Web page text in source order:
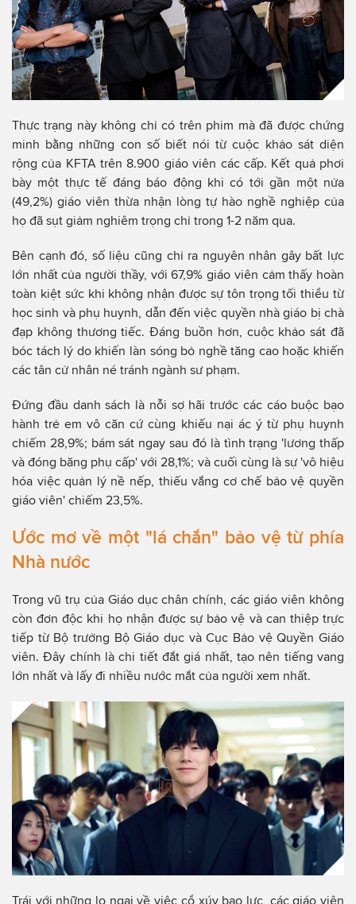
Thực trạng này không chỉ có trên phim mà đã được chứng
minh bằng những con số biết nói từ cuộc khảo sát diện
rộng của KFTA trên 8.900 giáo viên các cấp. Kết quả phơi
bày một thực tế đáng báo động khi có tới gần một nửa
(49,2%) giáo viên thừa nhận lòng tự hào nghề nghiệp của
họ đã sụt giảm nghiêm trọng chỉ trong 1-2 năm qua.
Bên cạnh đó, số liệu cũng chỉ ra nguyên nhân gây bất lực
lớn nhất của người thầy, với 67,9% giáo viên cảm thấy hoàn
toàn kiệt sức khi không nhận được sự tôn trọng tối thiểu từ
học sinh và phụ huynh, dẫn đến việc quyền nhà giáo bị chà
đạp không thương tiếc. Đáng buồn hơn, cuộc khảo sát đã
bóc tách lý do khiến làn sóng bỏ nghề tăng cao hoặc khiến
các tân cử nhân né tránh ngành sư phạm.
Đứng đầu danh sách là nỗi sợ hãi trước các cáo buộc bạo
hành trẻ em vô căn cứ cùng khiếu nại ác ý từ phụ huynh
chiếm 28,9%; bám sát ngay sau đó là tình trạng 'lương thấp
và đóng băng phụ cấp' với 28,1%; và cuối cùng là sự 'vô hiệu
hóa việc quản lý nề nếp, thiếu vắng cơ chế bảo vệ quyền
giáo viên' chiếm 23,5%.
Ước mơ về một "lá chắn" bảo vệ từ phía
Nhà nước
Trong vũ trụ của Giáo dục chân chính, các giáo viên không
còn đơn độc khi họ nhận được sự bảo vệ và can thiệp trực
tiếp từ Bộ trưởng Bộ Giáo dục và Cục Bảo vệ Quyền Giáo
viên. Đây chính là chi tiết đắt giá nhất, tạo nên tiếng vang
lớn nhất và lấy đi nhiều nước mắt của người xem nhất.
Trái với những lo ngại về việc cổ xúy bạo lực, các giáo viên